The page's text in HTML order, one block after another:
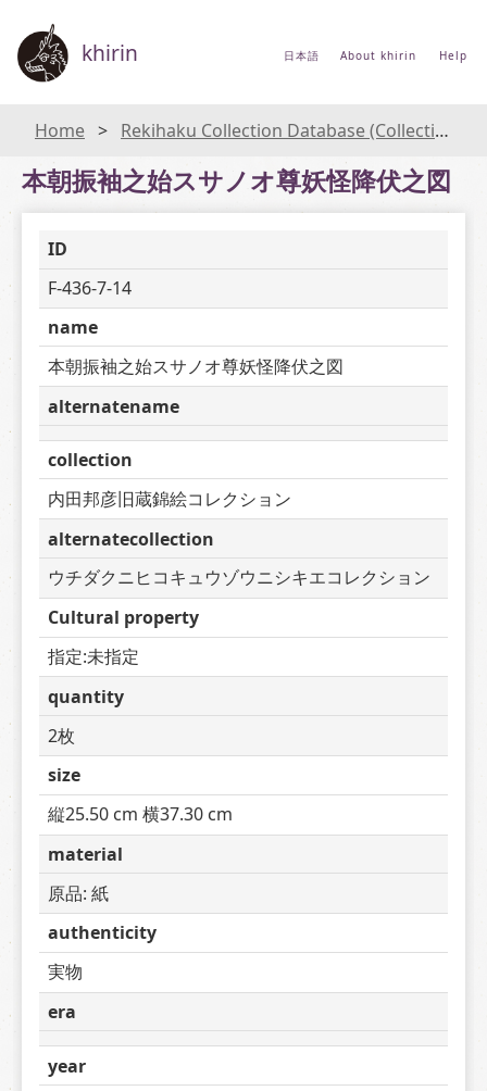
khirin 日本語 About khirin Help
Home Rekihaku Collection Database (Collections Database of the National Museum of Japanese History)
本朝振袖之始スサノオ尊妖怪降伏之図
ID
F-436-7-14
name
本朝振袖之始スサノオ尊妖怪降伏之図
alternatename
collection
内田邦彦旧蔵錦絵コレクション
alternatecollection
ウチダクニヒコキュウゾウニシキエコレクション
Cultural property
指定:未指定
quantity
2枚
size
縦25.50 cm 横37.30 cm
material
原品: 紙
authenticity
実物
era
year